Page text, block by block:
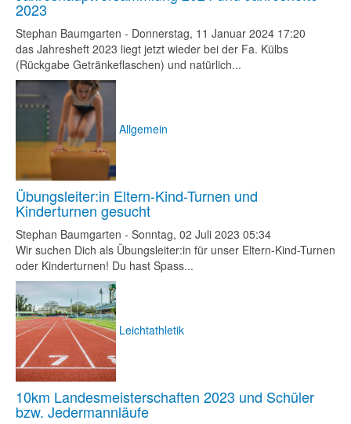
2023
Stephan Baumgarten - Donnerstag, 11 Januar 2024 17:20
das Jahresheft 2023 liegt jetzt wieder bei der Fa. Külbs
(Rückgabe Getränkeflaschen) und natürlich...
Allgemein
Übungsleiter:in Eltern-Kind-Turnen und
Kinderturnen gesucht
Stephan Baumgarten - Sonntag, 02 Juli 2023 05:34
Wir suchen Dich als Übungsleiter:in für unser Eltern-Kind-Turnen
oder Kinderturnen! Du hast Spass...
Leichtathletik
10km Landesmeisterschaften 2023 und Schüler
bzw. Jedermannläufe